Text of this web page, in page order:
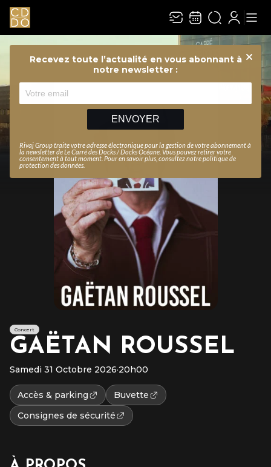
Recevez toute l’actualité en vous abonnant à
notre newsletter :
ENVOYER
Rivaj Group traite votre adresse électronique pour la gestion de votre abonnement à
la newsletter deLe Carré des Docks / Docks Océane . Vous pouvez retirer votre
consentement à tout moment. Pour en savoir plus, consultez notrepolitique de
protection des données
Concert
GAËTAN ROUSSEL
Samedi 31 Octobre 2026·20h00
Accès & parking
Buvette
Consignes de sécurité